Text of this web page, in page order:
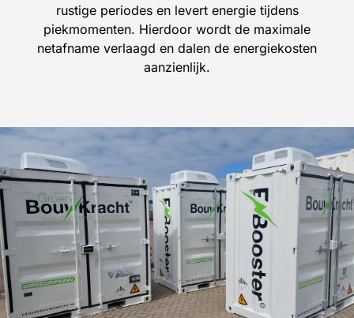
rustige periodes en levert energie tijdens
piekmomenten. Hierdoor wordt de maximale
netafname verlaagd en dalen de energiekosten
aanzienlijk.